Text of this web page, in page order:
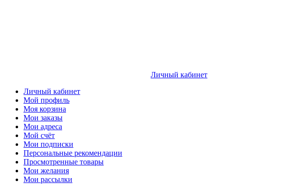
Личный кабинет
Личный кабинет
Мой профиль
Моя корзина
Мои заказы
Мои адреса
Мой счёт
Мои подписки
Персональные рекомендации
Просмотренные товары
Мои желания
Мои рассылки